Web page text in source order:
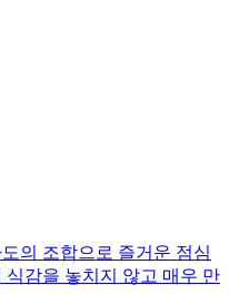
의 조합으로 즐거운 점심
감을 놓치지 않고 매우 만